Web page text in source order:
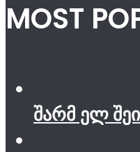
MOST
შარმ ელ